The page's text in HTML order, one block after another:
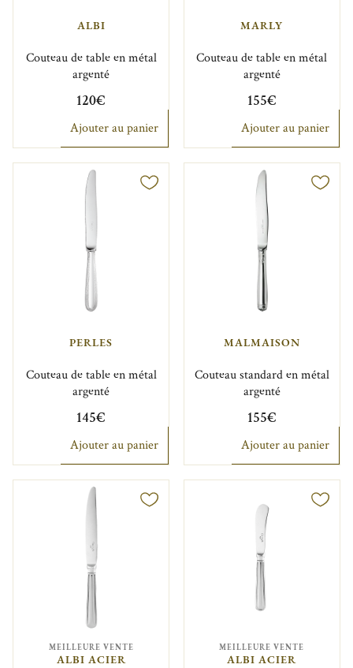
ALBI
Couteau de table en métal
argenté
120€
Ajouter au panier
MARLY
Couteau de table en métal
argenté
155€
Ajouter au panier
PERLES
Couteau de table en métal
argenté
145€
Ajouter au panier
MALMAISON
Couteau standard en métal
argenté
155€
Ajouter au panier
MEILLEURE VENTE
ALBI ACIER
MEILLEURE VENTE
ALBI ACIER